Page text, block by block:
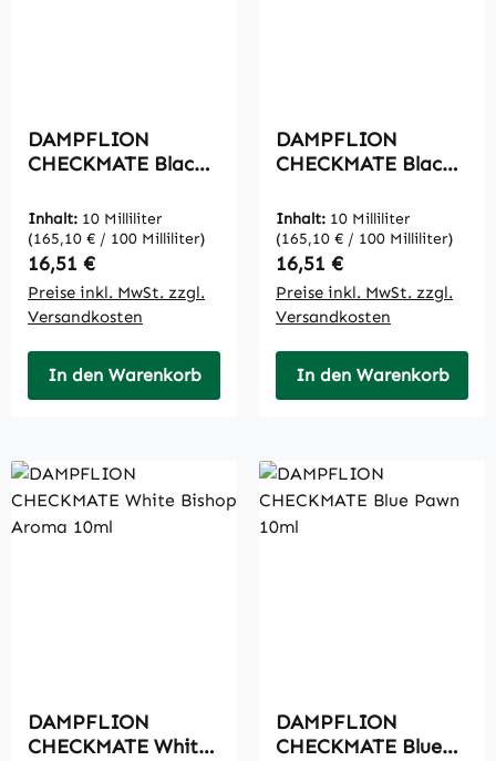
DAMPFLION
CHECKMATE Black
Inhalt: 10 Milliliter
(165,10 € / 100 Milliliter)
Regulärer Preis:
16,51 €
Preise inkl. MwSt. zzgl.
Versandkosten
In den Warenkorb
DAMPFLION
CHECKMATE Black
Inhalt: 10 Milliliter
(165,10 € / 100 Milliliter)
Regulärer Preis:
16,51 €
Preise inkl. MwSt. zzgl.
Versandkosten
In den Warenkorb
DAMPFLION
CHECKMATE White
DAMPFLION
CHECKMATE Blue